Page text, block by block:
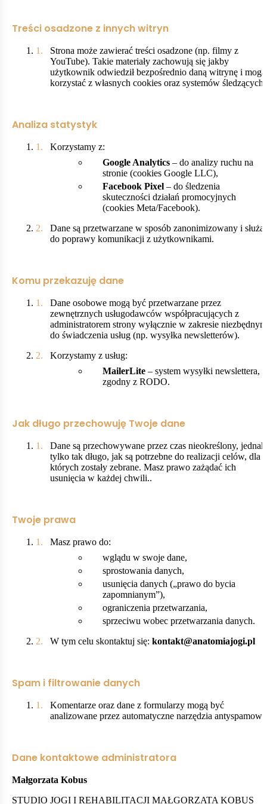
Treści osadzone z innych witryn
Strona może zawierać treści osadzone (np. filmy z
YouTube). Takie materiały zachowują się jakby
użytkownik odwiedził bezpośrednio daną witrynę i mogą
korzystać z własnych cookies oraz systemów śledzących.
Analiza statystyk
Korzystamy z:
Google Analytics – do analizy ruchu na
stronie (cookies Google LLC),
Facebook Pixel – do śledzenia
skuteczności działań promocyjnych
(cookies Meta/Facebook).
Dane są przetwarzane w sposób zanonimizowany i służą
do poprawy komunikacji z użytkownikami.
Komu przekazuję dane
Dane osobowe mogą być przetwarzane przez
zewnętrznych usługodawców współpracujących z
administratorem strony wyłącznie w zakresie niezbędnym
do świadczenia usług (np. wysyłka newsletterów).
Korzystamy z usług:
MailerLite – system wysyłki newslettera,
zgodny z RODO.
Jak długo przechowuję Twoje dane
Dane są przechowywane przez czas nieokreślony, jednak
tylko tak długo, jak są potrzebne do realizacji celów, dla
których zostały zebrane. Masz prawo zażądać ich
usunięcia w każdej chwili..
Twoje prawa
Masz prawo do:
wglądu w swoje dane,
sprostowania danych,
usunięcia danych („prawo do bycia
zapomnianym”),
ograniczenia przetwarzania,
sprzeciwu wobec przetwarzania danych.
W tym celu skontaktuj się: kontakt@anatomiajogi.pl
Spam i filtrowanie danych
Komentarze oraz dane z formularzy mogą być
analizowane przez automatyczne narzędzia
Dane kontaktowe administratora
Małgorzata Kobus
STUDIO JOGI I REHABILITACJI MAŁGORZATA KOBUS